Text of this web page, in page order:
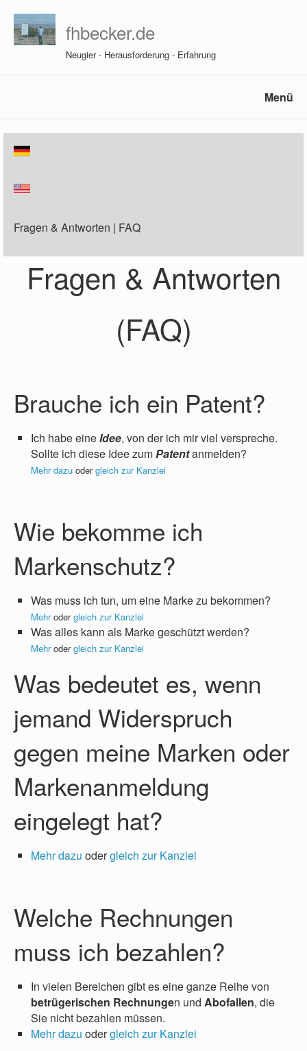
fhbecker.de
Neugier - Herausforderung - Erfahrung
Menü
Fragen & Antworten | FAQ
Fragen & Antworten
(FAQ)
Brauche ich ein Patent?
Ich habe eineIdee, von der ich mir viel verspreche.
Sollte ich diese Idee zumPatentanmelden?
Mehr dazu odergleich zur Kanzlei
Wie bekomme ich
Markenschutz?
Was muss ich tun, um eine Marke zu bekommen?
Mehrodergleich zur Kanzlei
Was alles kann als Marke geschützt werden?
Mehrodergleich zur Kanzlei
Was bedeutet es, wenn
jemand Widerspruch
gegen meine Marken oder
Markenanmeldung
eingelegt hat?
Mehr dazu odergleich zur Kanzlei
Welche Rechnungen
muss ich bezahlen?
In vielen Bereichen gibt es eine ganze Reihe von
betrügerischen Rechnungen und Abofallen, die
Sie nicht bezahlen müssen.
Mehr dazu odergleich zur Kanzlei